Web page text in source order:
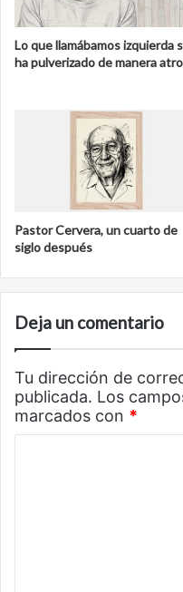
Lo que llamábamos izquierda
ha pulverizado de manera
Pastor Cervera, un cuarto de
siglo después
Deja un comentario
Tu dirección de
publicada. Los
marcados con *